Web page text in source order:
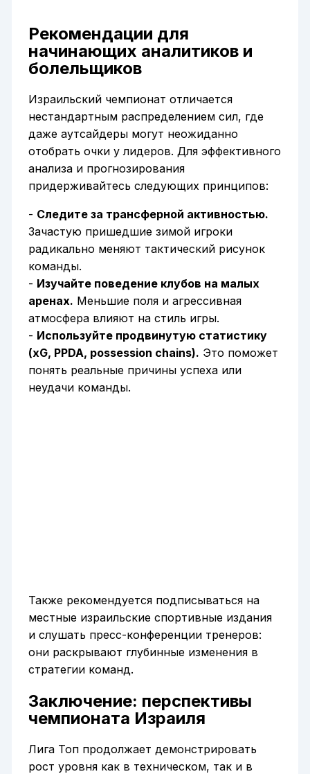
Рекомендации для
начинающих аналитиков и
болельщиков
Израильский чемпионат отличается
нестандартным распределением сил, где
даже аутсайдеры могут неожиданно
отобрать очки у лидеров. Для эффективного
анализа и прогнозирования
придерживайтесь следующих принципов:
- Следите за трансферной активностью.
Зачастую пришедшие зимой игроки
радикально меняют тактический рисунок
команды.
- Изучайте поведение клубов на малых
аренах. Меньшие поля и агрессивная
атмосфера влияют на стиль игры.
- Используйте продвинутую статистику
(xG, PPDA, possession chains). Это поможет
понять реальные причины успеха или
неудачи команды.
Также рекомендуется подписываться на
местные израильские спортивные издания
и слушать пресс-конференции тренеров:
они раскрывают глубинные изменения в
стратегии команд.
Заключение: перспективы
чемпионата Израиля
Лига Топ продолжает демонстрировать
рост уровня как в техническом, так и в